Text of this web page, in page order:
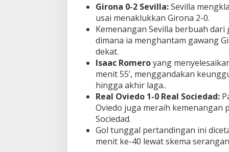
Girona 0-2 Sevilla:Sevilla
usai menaklukkan Girona 2-0.
Kemenangan Sevilla berbuah dari
dimana ia menghantam gawang
dekat.
Isaac Romeroyang
menit 55’, menggandakan
hingga akhir laga..
Real Oviedo 1-0 Real Sociedad:
Oviedo juga meraih kemenangan
Sociedad.
Gol tunggal pertandingan ini
menit ke-40 lewat skema